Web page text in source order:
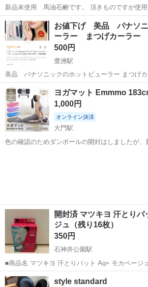
新品未使用 馬油石鹸です。 頂きものですが使
した。 #馬油 #馬油石鹸 #クロバーコーポレーシ
東京 大田区 大森駅 その他 馬油
お値下げ 美品 パナソ
ーラー まつげカーラー
500円
豊洲駅
美品 パナソニックのホットビューラー まつげ
3000円くらいのようです。 贈り物として頂いて、一度お試しで使用し
たのですが、不器用すぎて全く使いこなせないた
傷や不具合なく問題なく...
東京 江東区 豊洲駅 その他
ヨガマット Emmmo
1,000円
オンライン決済
大門駅
色の確認のためダンボールの開封はしましたが、
開封済 マツキヨ 汗とり
ジュ（残り16枚）
350円
石神井公園駅
■商品名 マツキヨ 汗とりパット Ag+ モカベージ
⸻ ■参考商品 matsukiyo 汗とりパット Ag+ モカベージュ 20枚
⸻ ■商品説明 衣類に貼って汗じみや黄ばみを防ぐ汗とりパットで
東京 練馬区
style standard